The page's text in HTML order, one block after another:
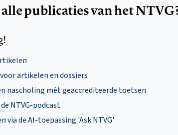
publicaties van het
artikelen en dossiers
nascholing mét geaccrediteerde toetsen
NTVG-podcast
via de AI-toepassing 'Ask NTVG'